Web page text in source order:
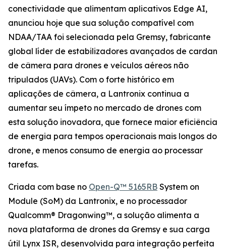
conectividade que alimentam aplicativos Edge AI,
anunciou hoje que sua solução compatível com
NDAA/TAA foi selecionada pela Gremsy, fabricante
global líder de estabilizadores avançados de cardan
de câmera para drones e veículos aéreos não
tripulados (UAVs). Com o forte histórico em
aplicações de câmera, a Lantronix continua a
aumentar seu ímpeto no mercado de drones com
esta solução inovadora, que fornece maior eficiência
de energia para tempos operacionais mais longos do
drone, e menos consumo de energia ao processar
tarefas.
Criada com base no Open-Q™ 5165RB System on
Module (SoM) da Lantronix, e no processador
Qualcomm® Dragonwing™, a solução alimenta a
nova plataforma de drones da Gremsy e sua carga
útil Lynx ISR, desenvolvida para integração perfeita